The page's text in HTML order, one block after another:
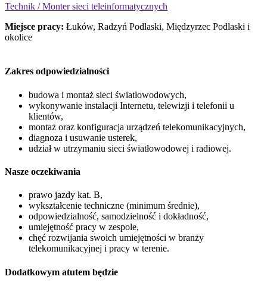
Technik / Monter sieci teleinformatycznych
Miejsce pracy: Łuków, Radzyń Podlaski, Międzyrzec Podlaski i
okolice
Zakres odpowiedzialności
budowa i montaż sieci światłowodowych,
wykonywanie instalacji Internetu, telewizji i telefonii u
klientów,
montaż oraz konfiguracja urządzeń telekomunikacyjnych,
diagnoza i usuwanie usterek,
udział w utrzymaniu sieci światłowodowej i radiowej.
Nasze oczekiwania
prawo jazdy kat. B,
wykształcenie techniczne (minimum średnie),
odpowiedzialność, samodzielność i dokładność,
umiejętność pracy w zespole,
chęć rozwijania swoich umiejętności w branży
telekomunikacyjnej i pracy w terenie.
Dodatkowym atutem będzie